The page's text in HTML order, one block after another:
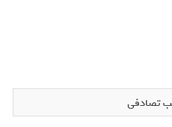
تصادفی